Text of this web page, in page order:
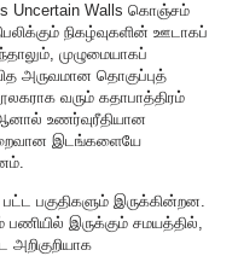
Uncertain Walls கொஞ்சம்
நிகழ்வுகளின் ஊடாகப்
முழுமையாகப்
அருவமான தொகுப்புத்
வரும் கதாபாத்திரம்
உணர்வுரீதியான
இடங்களையே
பகுதிகளும் இருக்கின்றன.
இருக்கும் சமயத்தில்,